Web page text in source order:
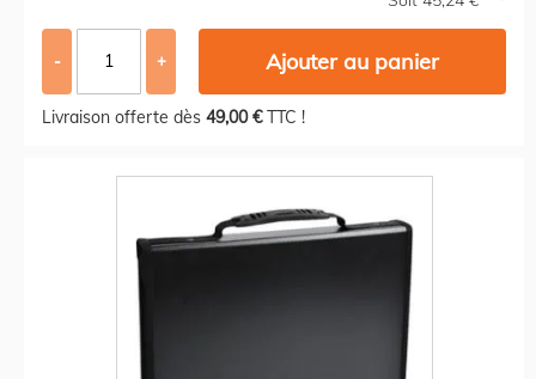
- + Ajouter au panier
Livraison offerte dès 49,00 €TTC !